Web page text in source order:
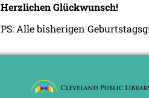
Herzlichen Glückwunsch!
PS: Alle bisherigen